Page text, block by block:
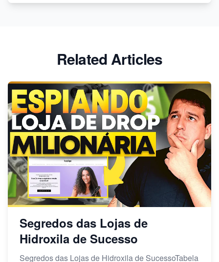
Related Articles
Segredos das Lojas de
Hidroxila de Sucesso
Segredos das Lojas de Hidroxila de SucessoTabela